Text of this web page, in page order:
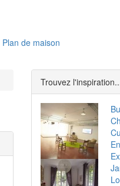
Plan de maison
Trouvez